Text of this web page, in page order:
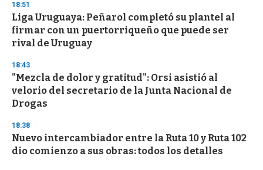
18:51
Liga Uruguaya: Peñarol completó su plantel al
firmar con un puertorriqueño que puede ser
rival de Uruguay
18:43
"Mezcla de dolor y gratitud": Orsi asistió al
velorio del secretario de la Junta Nacional de
Drogas
18:38
Nuevo intercambiador entre la Ruta 10 y Ruta 102
dio comienzo a sus obras: todos los detalles